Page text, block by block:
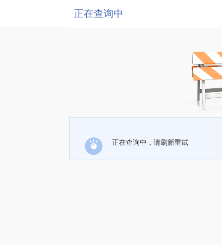
正在查询中
正在查询中，请刷新重试